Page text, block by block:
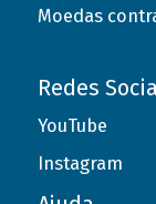
Moedas
Redes
YouTube
Instagram